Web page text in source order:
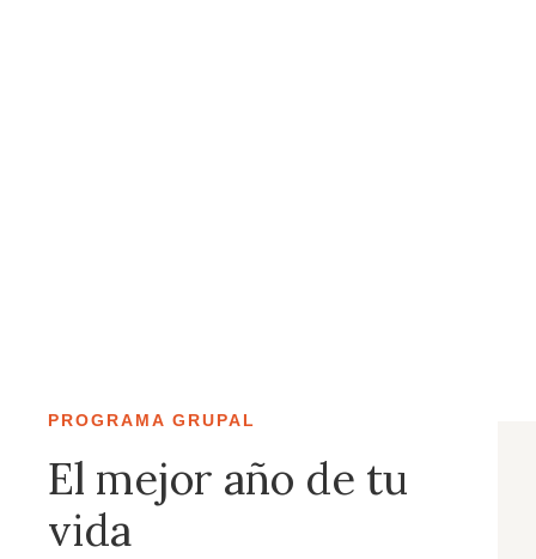
PROGRAMA GRUPAL
El mejor año de tu
vida